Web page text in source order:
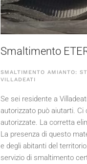
Smaltimento
SMALTIMENTO AMIANTO:
VILLADEATI
Se sei residente a
autorizzato può aiutarti.
autorizzate. La corretta
La presenza di questo
e degli abitanti del
servizio di smaltimento